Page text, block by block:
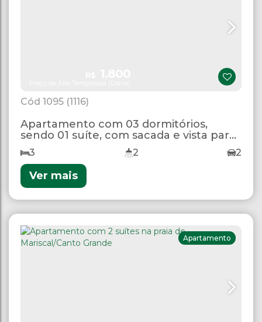
1095 (1116)
Apartamento com 03 dormitórios,
sendo 01 suíte, com sacada e vista para
o mar.
3 2 2
Ver mais
Apartamento